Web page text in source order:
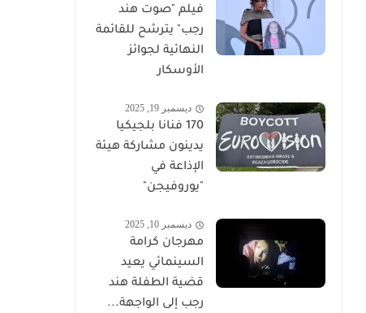
فيلم "صوت هند
رجب" يترشح للقائمة
النهائية لجوائز
الأوسكار
ديسمبر 19, 2025
170 فنانا بلجيكيا
يدينون مشاركة هيئة
الإذاعة في
"يوروفيجن"
ديسمبر 10, 2025
مهرجان كرامة
السينمائي يعيد
قضية الطفلة هند
رجب إلى الواجهة...